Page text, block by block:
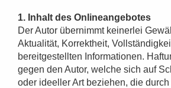
1. Inhalt des Onlineangebotes
Der Autor übernimmt keinerlei
Aktualität, Korrektheit,
bereitgestellten Informationen.
gegen den Autor, welche sich auf
oder ideeller Art beziehen, die